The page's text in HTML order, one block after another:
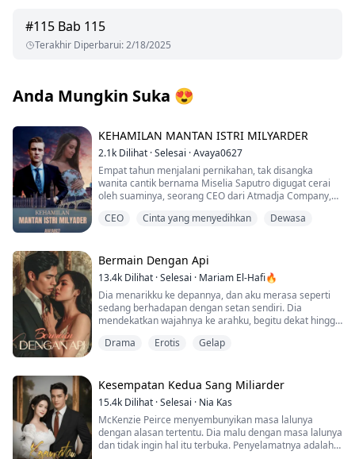
#115 Bab 115
Terakhir Diperbarui:2/18/2025
Anda Mungkin Suka 😍
KEHAMILAN MANTAN ISTRI MILYARDER
2.1k Dilihat ·Selesai ·Avaya0627
Empat tahun menjalani pernikahan, tak disangka
wanita cantik bernama Miselia Saputro digugat cerai
oleh suaminya, seorang CEO dari Atmadja Company,
Alasan perceraian dikarenakan Miselia yang tidak bisa
mantan kekasihnya.
Beberapa bulan kemudian Miselia mendapati dirinya
hamil. Tiba-tiba Evan kembali datang dan
mendeklarasikan jika Miselia adalah miliknya. Tetapi,
Miselia yang kini menjadi ahli waris menolak
kedatangan Evan, sang mantan suami.
Akankah CEO yang penuh teka-teki itu memenangkan
cintanya kembali atau kebencian akan menang pada
CEO Cinta yang menyedihkan Dewasa
Bermain Dengan Api
13.4k Dilihat ·Selesai · Mariam El-Hafi🔥
Dia menarikku ke depannya, dan aku merasa seperti
sedang berhadapan dengan setan sendiri. Dia
mendekatkan wajahnya ke arahku, begitu dekat hingga
bertabrakan. Aku menelan ludah saat menatapnya
“Kita akan ngobrol sebentar lagi, oke?” Aku tidak bisa
bicara, hanya bisa menatapnya dengan mata
terbelalak sementara jantungku berdegup kencang.
Aku hanya bisa berharap bukan aku yang dia incar.
Drama Erotis Gelap
Kesempatan Kedua Sang Miliarder
15.4k Dilihat ·Selesai · Nia Kas
McKenzie Peirce menyembunyikan masa lalunya
dengan alasan tertentu. Dia malu dengan masa lalunya
dan tidak ingin hal itu terbuka. Penyelamatnya adalah